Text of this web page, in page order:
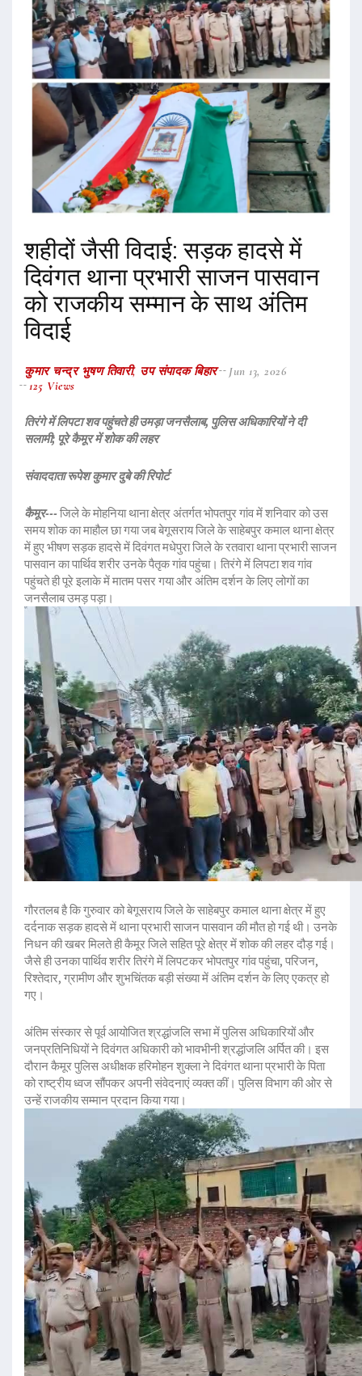
शहीदों जैसी विदाई: सड़क हादसे में
दिवंगत थाना प्रभारी साजन पासवान
को राजकीय सम्मान के साथ अंतिम
विदाई
कुमार चन्द्र भुषण तिवारी, उप संपादक बिहार
Jun 13, 2026
125 Views
तिरंगे में लिपटा शव पहुंचते ही उमड़ा जनसैलाब, पुलिस अधिकारियों ने दी
सलामी; पूरे कैमूर में शोक की लहर
संवाददाता रूपेश कुमार दुबे की रिपोर्ट
कैमूर---जिले के मोहनिया थाना क्षेत्र अंतर्गत भोपतपुर गांव में शनिवार को उस
समय शोक का माहौल छा गया जब बेगूसराय जिले के साहेबपुर कमाल थाना क्षेत्र
में हुए भीषण सड़क हादसे में दिवंगत मधेपुरा जिले के रतवारा थाना प्रभारी साजन
पासवान का पार्थिव शरीर उनके पैतृक गांव पहुंचा। तिरंगे में लिपटा शव गांव
पहुंचते ही पूरे इलाके में मातम पसर गया और अंतिम दर्शन के लिए लोगों का
जनसैलाब उमड़ पड़ा।
गौरतलब है कि गुरुवार को बेगूसराय जिले के साहेबपुर कमाल थाना क्षेत्र में हुए
दर्दनाक सड़क हादसे में थाना प्रभारी साजन पासवान की मौत हो गई थी। उनके
निधन की खबर मिलते ही कैमूर जिले सहित पूरे क्षेत्र में शोक की लहर दौड़ गई।
जैसे ही उनका पार्थिव शरीर तिरंगे में लिपटकर भोपतपुर गांव पहुंचा, परिजन,
रिश्तेदार, ग्रामीण और शुभचिंतक बड़ी संख्या में अंतिम दर्शन के लिए एकत्र हो
गए।
अंतिम संस्कार से पूर्व आयोजित श्रद्धांजलि सभा में पुलिस अधिकारियों और
जनप्रतिनिधियों ने दिवंगत अधिकारी को भावभीनी श्रद्धांजलि अर्पित की। इस
दौरान कैमूर पुलिस अधीक्षक हरिमोहन शुक्ला ने दिवंगत थाना प्रभारी के पिता
को राष्ट्रीय ध्वज सौंपकर अपनी संवेदनाएं व्यक्त कीं। पुलिस विभाग की ओर से
उन्हें राजकीय सम्मान प्रदान किया गया।